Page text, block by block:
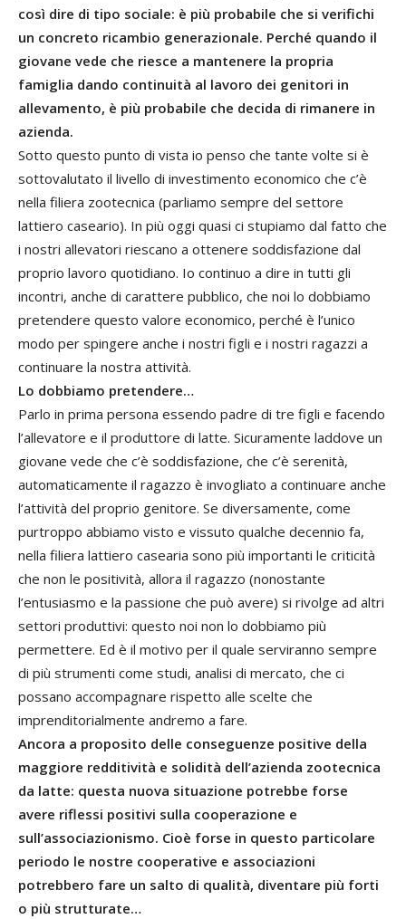
così dire di tipo sociale: è più probabile che si verifichi
un concreto ricambio generazionale. Perché quando il
giovane vede che riesce a mantenere la propria
famiglia dando continuità al lavoro dei genitori in
allevamento, è più probabile che decida di rimanere in
azienda.
Sotto questo punto di vista io penso che tante volte si è
sottovalutato il livello di investimento economico che c’è
nella filiera zootecnica (parliamo sempre del settore
lattiero caseario). In più oggi quasi ci stupiamo dal fatto che
i nostri allevatori riescano a ottenere soddisfazione dal
proprio lavoro quotidiano. Io continuo a dire in tutti gli
incontri, anche di carattere pubblico, che noi lo dobbiamo
pretendere questo valore economico, perché è l’unico
modo per spingere anche i nostri figli e i nostri ragazzi a
continuare la nostra attività.
Lo dobbiamo pretendere…
Parlo in prima persona essendo padre di tre figli e facendo
l’allevatore e il produttore di latte. Sicuramente laddove un
giovane vede che c’è soddisfazione, che c’è serenità,
automaticamente il ragazzo è invogliato a continuare anche
l’attività del proprio genitore. Se diversamente, come
purtroppo abbiamo visto e vissuto qualche decennio fa,
nella filiera lattiero casearia sono più importanti le criticità
che non le positività, allora il ragazzo (nonostante
l’entusiasmo e la passione che può avere) si rivolge ad altri
settori produttivi: questo noi non lo dobbiamo più
permettere. Ed è il motivo per il quale serviranno sempre
di più strumenti come studi, analisi di mercato, che ci
possano accompagnare rispetto alle scelte che
imprenditorialmente andremo a fare.
Ancora a proposito delle conseguenze positive della
maggiore redditività e solidità dell’azienda zootecnica
da latte: questa nuova situazione potrebbe forse
avere riflessi positivi sulla cooperazione e
sull’associazionismo. Cioè forse in questo particolare
periodo le nostre cooperative e associazioni
potrebbero fare un salto di qualità, diventare più forti
o più strutturate…